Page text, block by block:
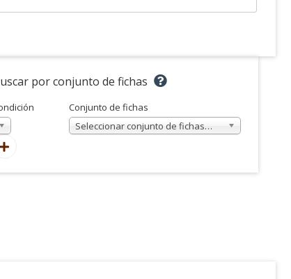
por conjunto de fichas
En
Conjunto de fichas
Seleccionar conjunto de fichas…